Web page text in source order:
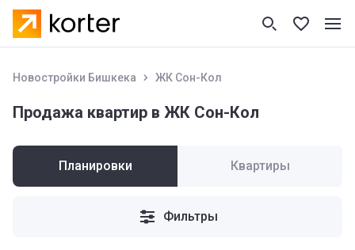
Новостройки Бишкека ЖК Сон-Кол
Продажа квартир в ЖК Сон-Кол
Планировки Квартиры
Фильтры